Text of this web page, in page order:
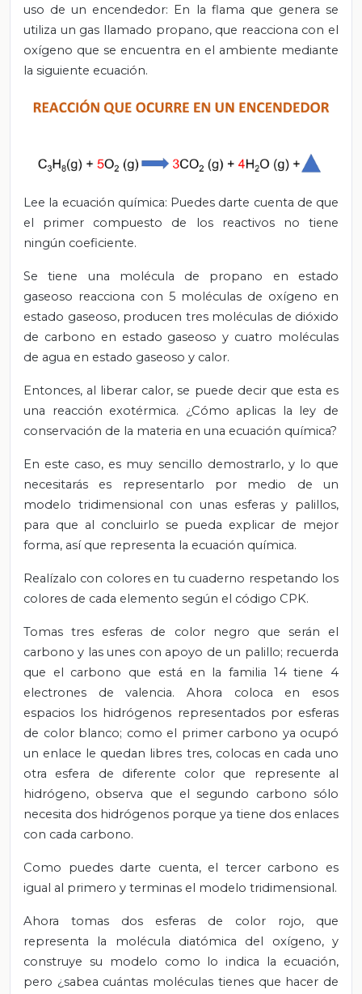
uso de un encendedor: En la flama que genera se
utiliza un gas llamado propano, que reacciona con el
oxígeno que se encuentra en el ambiente mediante
la siguiente ecuación.
Lee la ecuación química: Puedes darte cuenta de que
el primer compuesto de los reactivos no tiene
ningún coeficiente.
Se tiene una molécula de propano en estado
gaseoso reacciona con 5 moléculas de oxígeno en
estado gaseoso, producen tres moléculas de dióxido
de carbono en estado gaseoso y cuatro moléculas
de agua en estado gaseoso y calor.
Entonces, al liberar calor, se puede decir que esta es
una reacción exotérmica. ¿Cómo aplicas la ley de
conservación de la materia en una ecuación química?
En este caso, es muy sencillo demostrarlo, y lo que
necesitarás es representarlo por medio de un
modelo tridimensional con unas esferas y palillos,
para que al concluirlo se pueda explicar de mejor
forma, así que representa la ecuación química.
Realízalo con colores en tu cuaderno respetando los
colores de cada elemento según el código CPK.
Tomas tres esferas de color negro que serán el
carbono y las unes con apoyo de un palillo; recuerda
que el carbono que está en la familia 14 tiene 4
electrones de valencia. Ahora coloca en esos
espacios los hidrógenos representados por esferas
de color blanco; como el primer carbono ya ocupó
un enlace le quedan libres tres, colocas en cada uno
otra esfera de diferente color que represente al
hidrógeno, observa que el segundo carbono sólo
necesita dos hidrógenos porque ya tiene dos enlaces
con cada carbono.
Como puedes darte cuenta, el tercer carbono es
igual al primero y terminas el modelo tridimensional.
Ahora tomas dos esferas de color rojo, que
representa la molécula diatómica del oxígeno, y
construye su modelo como lo indica la ecuación,
pero ¿sabea cuántas moléculas tienes que hacer de